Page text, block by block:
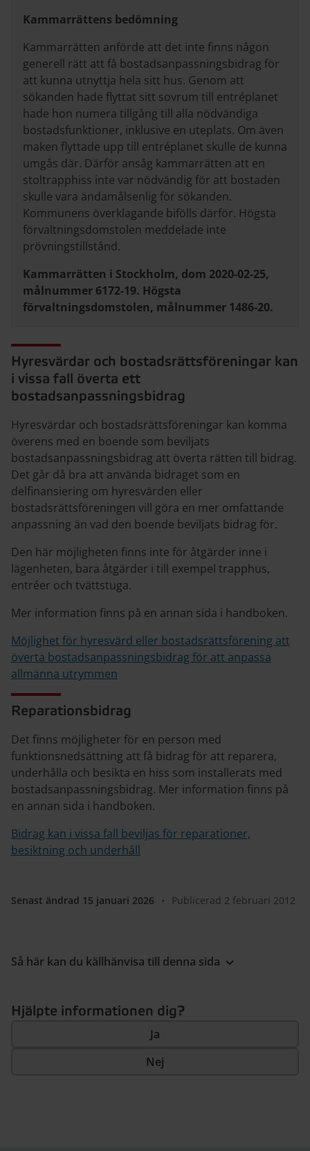
Kammarrättens bedömning
Kammarrätten anförde att det inte finns någon
generell rätt att få bostadsanpassningsbidrag för
att kunna utnyttja hela sitt hus. Genom att
sökanden hade flyttat sitt sovrum till entréplanet
hade hon numera tillgång till alla nödvändiga
bostadsfunktioner, inklusive en uteplats. Om även
maken flyttade upp till entréplanet skulle de kunna
umgås där. Därför ansåg kammarrätten att en
stoltrapphiss inte var nödvändig för att bostaden
skulle vara ändamålsenlig för sökanden.
Kommunens överklagande bifölls därför. Högsta
förvaltningsdomstolen meddelade inte
prövningstillstånd.
Kammarrätten i Stockholm, dom 2020-02-25,
målnummer 6172-19. Högsta
förvaltningsdomstolen, målnummer 1486-20.
Hyresvärdar och bostadsrättsföreningar kan
i vissa fall överta ett
bostadsanpassningsbidrag
Hyresvärdar och bostadsrättsföreningar kan komma
överens med en boende som beviljats
bostadsanpassningsbidrag att överta rätten till bidrag.
Det går då bra att använda bidraget som en
delfinansiering om hyresvärden eller
bostadsrättsföreningen vill göra en mer omfattande
anpassning än vad den boende beviljats bidrag för.
Den här möjligheten finns inte för åtgärder inne i
lägenheten, bara åtgärder i till exempel trapphus,
entréer och tvättstuga.
Mer information finns på en annan sida i handboken.
Möjlighet för hyresvärd eller bostadsrättsförening att
överta bostadsanpassningsbidrag för att anpassa
allmänna utrymmen
Reparationsbidrag
Det finns möjligheter för en person med
funktionsnedsättning att få bidrag för att reparera,
underhålla och besikta en hiss som installerats med
bostadsanpassningsbidrag. Mer information finns på
en annan sida i handboken.
Bidrag kan i vissa fall beviljas för reparationer,
besiktning och underhåll
Senast ändrad 15 januari 2026 • Publicerad 2 februari 2012
Så här kan du källhänvisa till denna sida
Hjälpte informationen dig?
Ja
Nej